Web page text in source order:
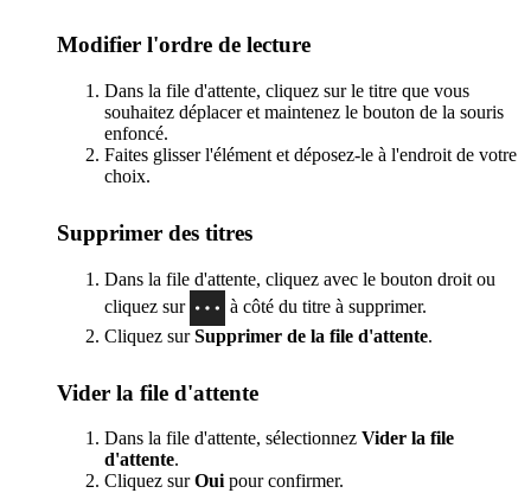
Modifier l'ordre de lecture
Dans la file d'attente, cliquez sur le titre que vous
souhaitez déplacer et maintenez le bouton de la souris
enfoncé.
Faites glisser l'élément et déposez-le à l'endroit de votre
choix.
Supprimer des titres
Dans la file d'attente, cliquez avec le bouton droit ou
cliquez sur
à côté du titre à supprimer.
Cliquez surSupprimer de la file d'attente.
Vider la file d'attente
Dans la file d'attente, sélectionnez Vider la file
d'attente.
Cliquez surOuipour confirmer.